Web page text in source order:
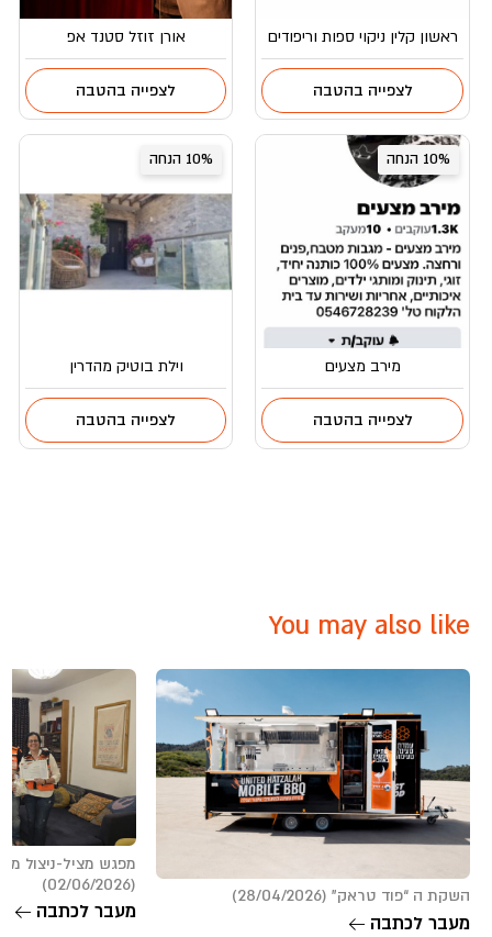
ראשון קלין ניקוי ספות וריפודים
לצפייה בהטבה
אורן זוזל סטנד אפ
לצפייה בהטבה
10% הנחה
מירב מצעים
לצפייה בהטבה
10% הנחה
וילת בוטיק מהדרין
לצפייה בהטבה
You may also like
השקת ה “פוד טראק” (28/04/2026)
מעבר לכתבה
מפגש מציל-ניצול
(02/06/2026)
מעבר לכתבה